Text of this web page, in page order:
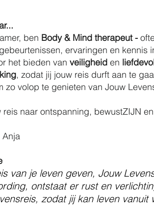
ben Body & Mind therapeut - o
ervaringen en
het bieden van veiligheid en
, zodat jij jouw reis durft aan te
zo volop te genieten van Jouw
reis naar ontspanning, bewustZIJN
Anja
van je leven geven, Jouw
ontstaat er rust en
zodat jij kan leven vanuit